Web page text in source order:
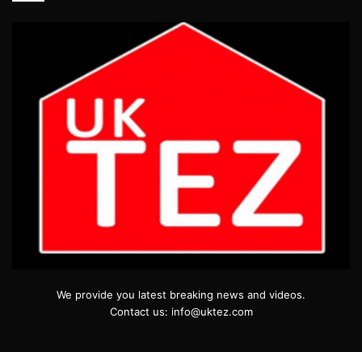
We provide you latest breaking news and videos.
Contact us: info@uktez.com